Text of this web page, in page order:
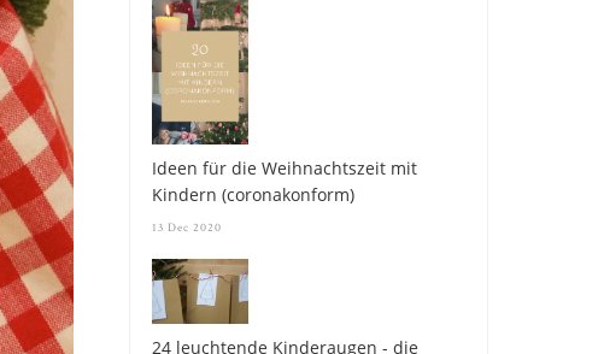
Ideen für die Weihnachtszeit mit
Kindern (coronakonform)
13 Dec 2020
24 leuchtende Kinderaugen - die